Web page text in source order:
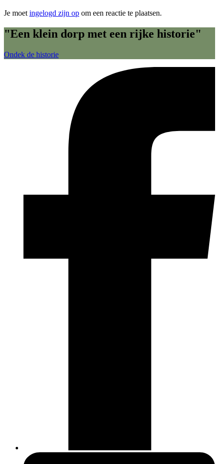
Je moet ingelogd zijn op om een reactie te plaatsen.
"Een klein dorp met een rijke historie"
Ondek de historie